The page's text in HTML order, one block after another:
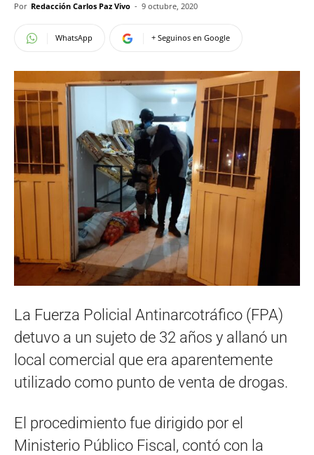
Por Redacción Carlos Paz Vivo - 9 octubre, 2020
WhatsApp + Seguinos en Google
La Fuerza Policial Antinarcotráfico (FPA)
detuvo a un sujeto de 32 años y allanó un
local comercial que era aparentemente
utilizado como punto de venta de drogas.
El procedimiento fue dirigido por el
Ministerio Público Fiscal, contó con la